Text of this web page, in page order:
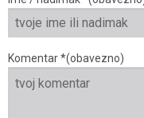
Komentar *(obavezno)